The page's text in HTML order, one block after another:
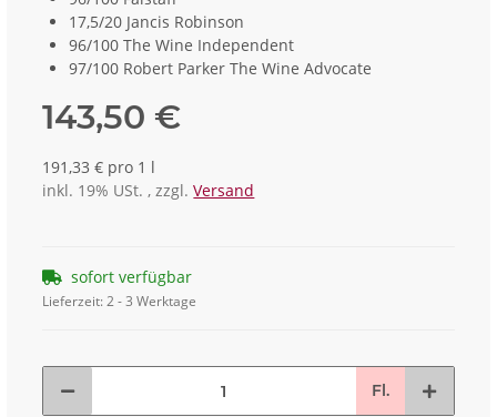
17,5/20 Jancis Robinson
96/100 The Wine Independent
97/100 Robert Parker The Wine Advocate
143,50 €
191,33 € pro 1 l
inkl. 19% USt. , zzgl.Versand
sofort verfügbar
Lieferzeit:2 - 3 Werktage
Fl.